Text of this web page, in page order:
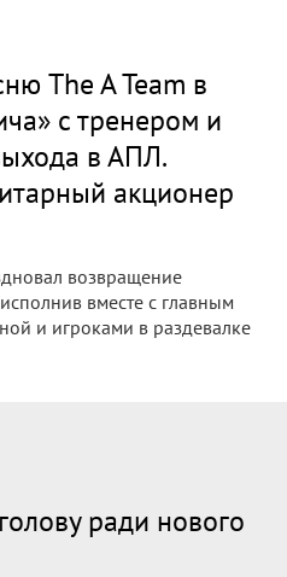
The A Team в
с тренером и
в АПЛ.
акционер
возвращение
вместе с главным
и игроками в раздевалке
ради нового